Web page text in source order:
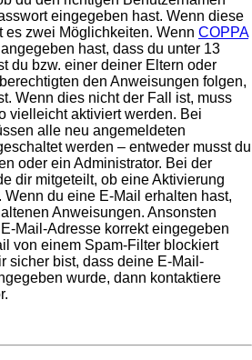
eingegeben hast. Wenn diese
es zwei Möglichkeiten. Wenn COPPA
hast, dass du unter 13
du bzw. einer deiner Eltern oder
den Anweisungen folgen,
Wenn dies nicht der Fall ist, muss
vielleicht aktiviert werden. Bei
alle neu angemeldeten
werden – entweder musst du
oder ein Administrator. Bei der
dir mitgeteilt, ob eine Aktivierung
Wenn du eine E-Mail erhalten hast,
Anweisungen. Ansonsten
Mail-Adresse korrekt eingegeben
von einem Spam-Filter blockiert
sicher bist, dass deine E-Mail-
wurde, dann kontaktiere